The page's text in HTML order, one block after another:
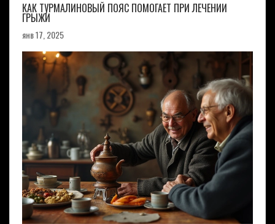
КАК ТУРМАЛИНОВЫЙ ПОЯС ПОМОГАЕТ ПРИ ЛЕЧЕНИИ
ГРЫЖИ
янв 17, 2025